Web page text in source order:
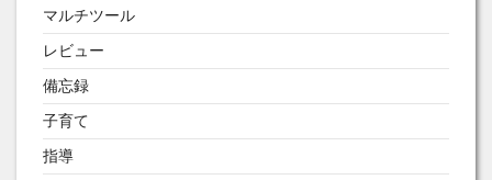
マルチツール
レビュー
備忘録
子育て
指導